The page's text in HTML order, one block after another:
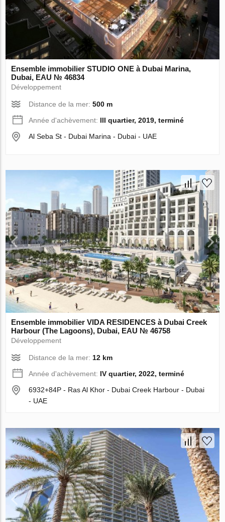
Ensemble immobilier STUDIO ONE à Dubai Marina,
Dubai, EAU № 46834
Développement
Distance de la mer:500 m
Année d'achèvement: III quartier, 2019, terminé
Al Seba St - Dubai Marina - Dubai - UAE
Ensemble immobilier VIDA RESIDENCES à Dubai Creek
Harbour (The Lagoons), Dubai, EAU № 46758
Développement
Distance de la mer: 12 km
Année d'achèvement: IV quartier, 2022, terminé
6932+84P - Ras Al Khor - Dubai Creek Harbour - Dubai
- UAE